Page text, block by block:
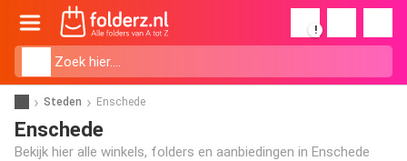
!
Steden Enschede
Enschede
Bekijk hier alle winkels, folders en aanbiedingen in Enschede